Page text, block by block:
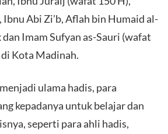
Ibnu Abi Zi’b, Aflah bin Humaid al-
Imam Sufyan as-Sauri (wafat
Kota Madinah.
ulama hadis, para
kepadanya untuk belajar dan
seperti para ahli hadis,